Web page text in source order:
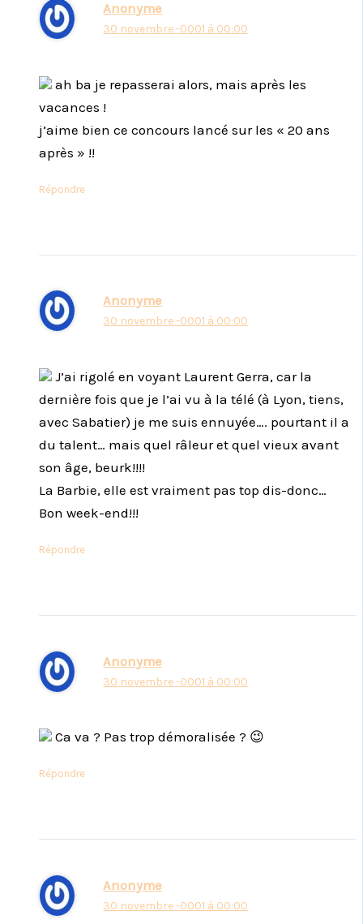
Anonyme
30 novembre -0001 à 00:00
ah ba je repasserai alors, mais après les
vacances !
j’aime bien ce concours lancé sur les « 20 ans
après » !!
Répondre
Anonyme
30 novembre -0001 à 00:00
J’ai rigolé en voyant Laurent Gerra, car la
dernière fois que je l’ai vu à la télé (à Lyon, tiens,
avec Sabatier) je me suis ennuyée…. pourtant il a
du talent… mais quel râleur et quel vieux avant
son âge, beurk!!!!
La Barbie, elle est vraiment pas top dis-donc…
Bon week-end!!!
Répondre
Anonyme
30 novembre -0001 à 00:00
Ca va ? Pas trop démoralisée ? 😉
Répondre
Anonyme
30 novembre -0001 à 00:00